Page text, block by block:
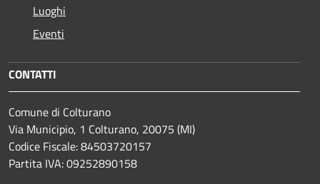
Luoghi
Eventi
CONTATTI
Comune di Colturano
Via Municipio, 1 Colturano, 20075 (MI)
Codice Fiscale: 84503720157
Partita IVA: 09252890158